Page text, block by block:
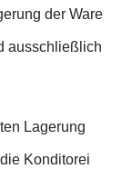
der Ware
ausschließlich
Lagerung
Konditorei